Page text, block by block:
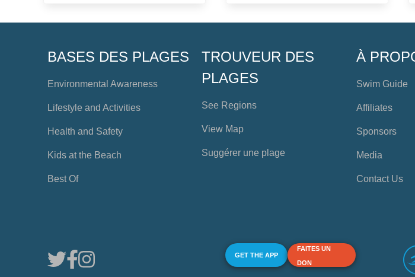
BASES DES PLAGES
Environmental Awareness
Lifestyle and Activities
Health and Safety
Kids at the Beach
Best Of
TROUVEUR DES
PLAGES
See Regions
View Map
Suggérer une plage
À
Swim Guide
Affiliates
Sponsors
Media
Contact Us
GET THE APP
FAITES UN
DON